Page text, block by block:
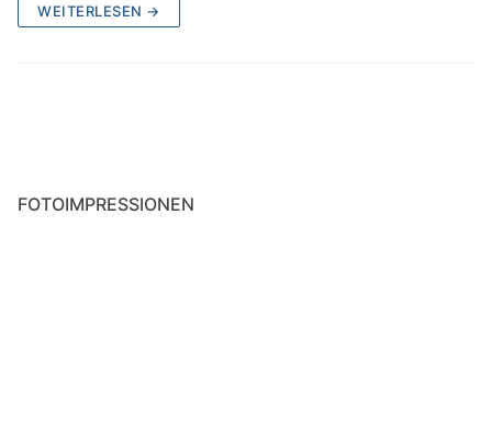
Etwas Laufhistorie
Rose ProCross Gravel
WEITERLESEN →
FOTOIMPRESSIONEN